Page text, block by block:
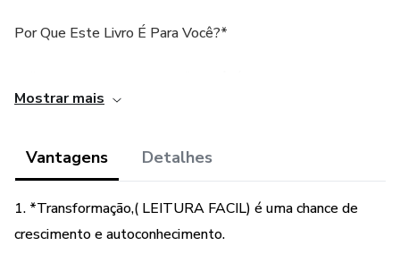
Por Que Este Livro É Para Você?*
certos padrões se repetem em sua vida? Suzilane
mostrando como elas impactam nossas escolhas e
relacionamentos.
2. *Histórias Inspiradoras*: Através de estudos de caso
reais, você verá como outras pessoas enfrentaram suas
Mostrar mais
Vantagens Detalhes
1. *Transformação,( LEITURA FACIL) é uma chance de
crescimento e autoconhecimento.